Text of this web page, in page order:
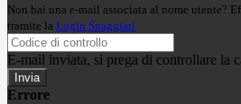
Non hai una e-mail associata al nome utente?
tramite la Login Spaggiari
E-mail inviata, si prega di controllare la
Errore